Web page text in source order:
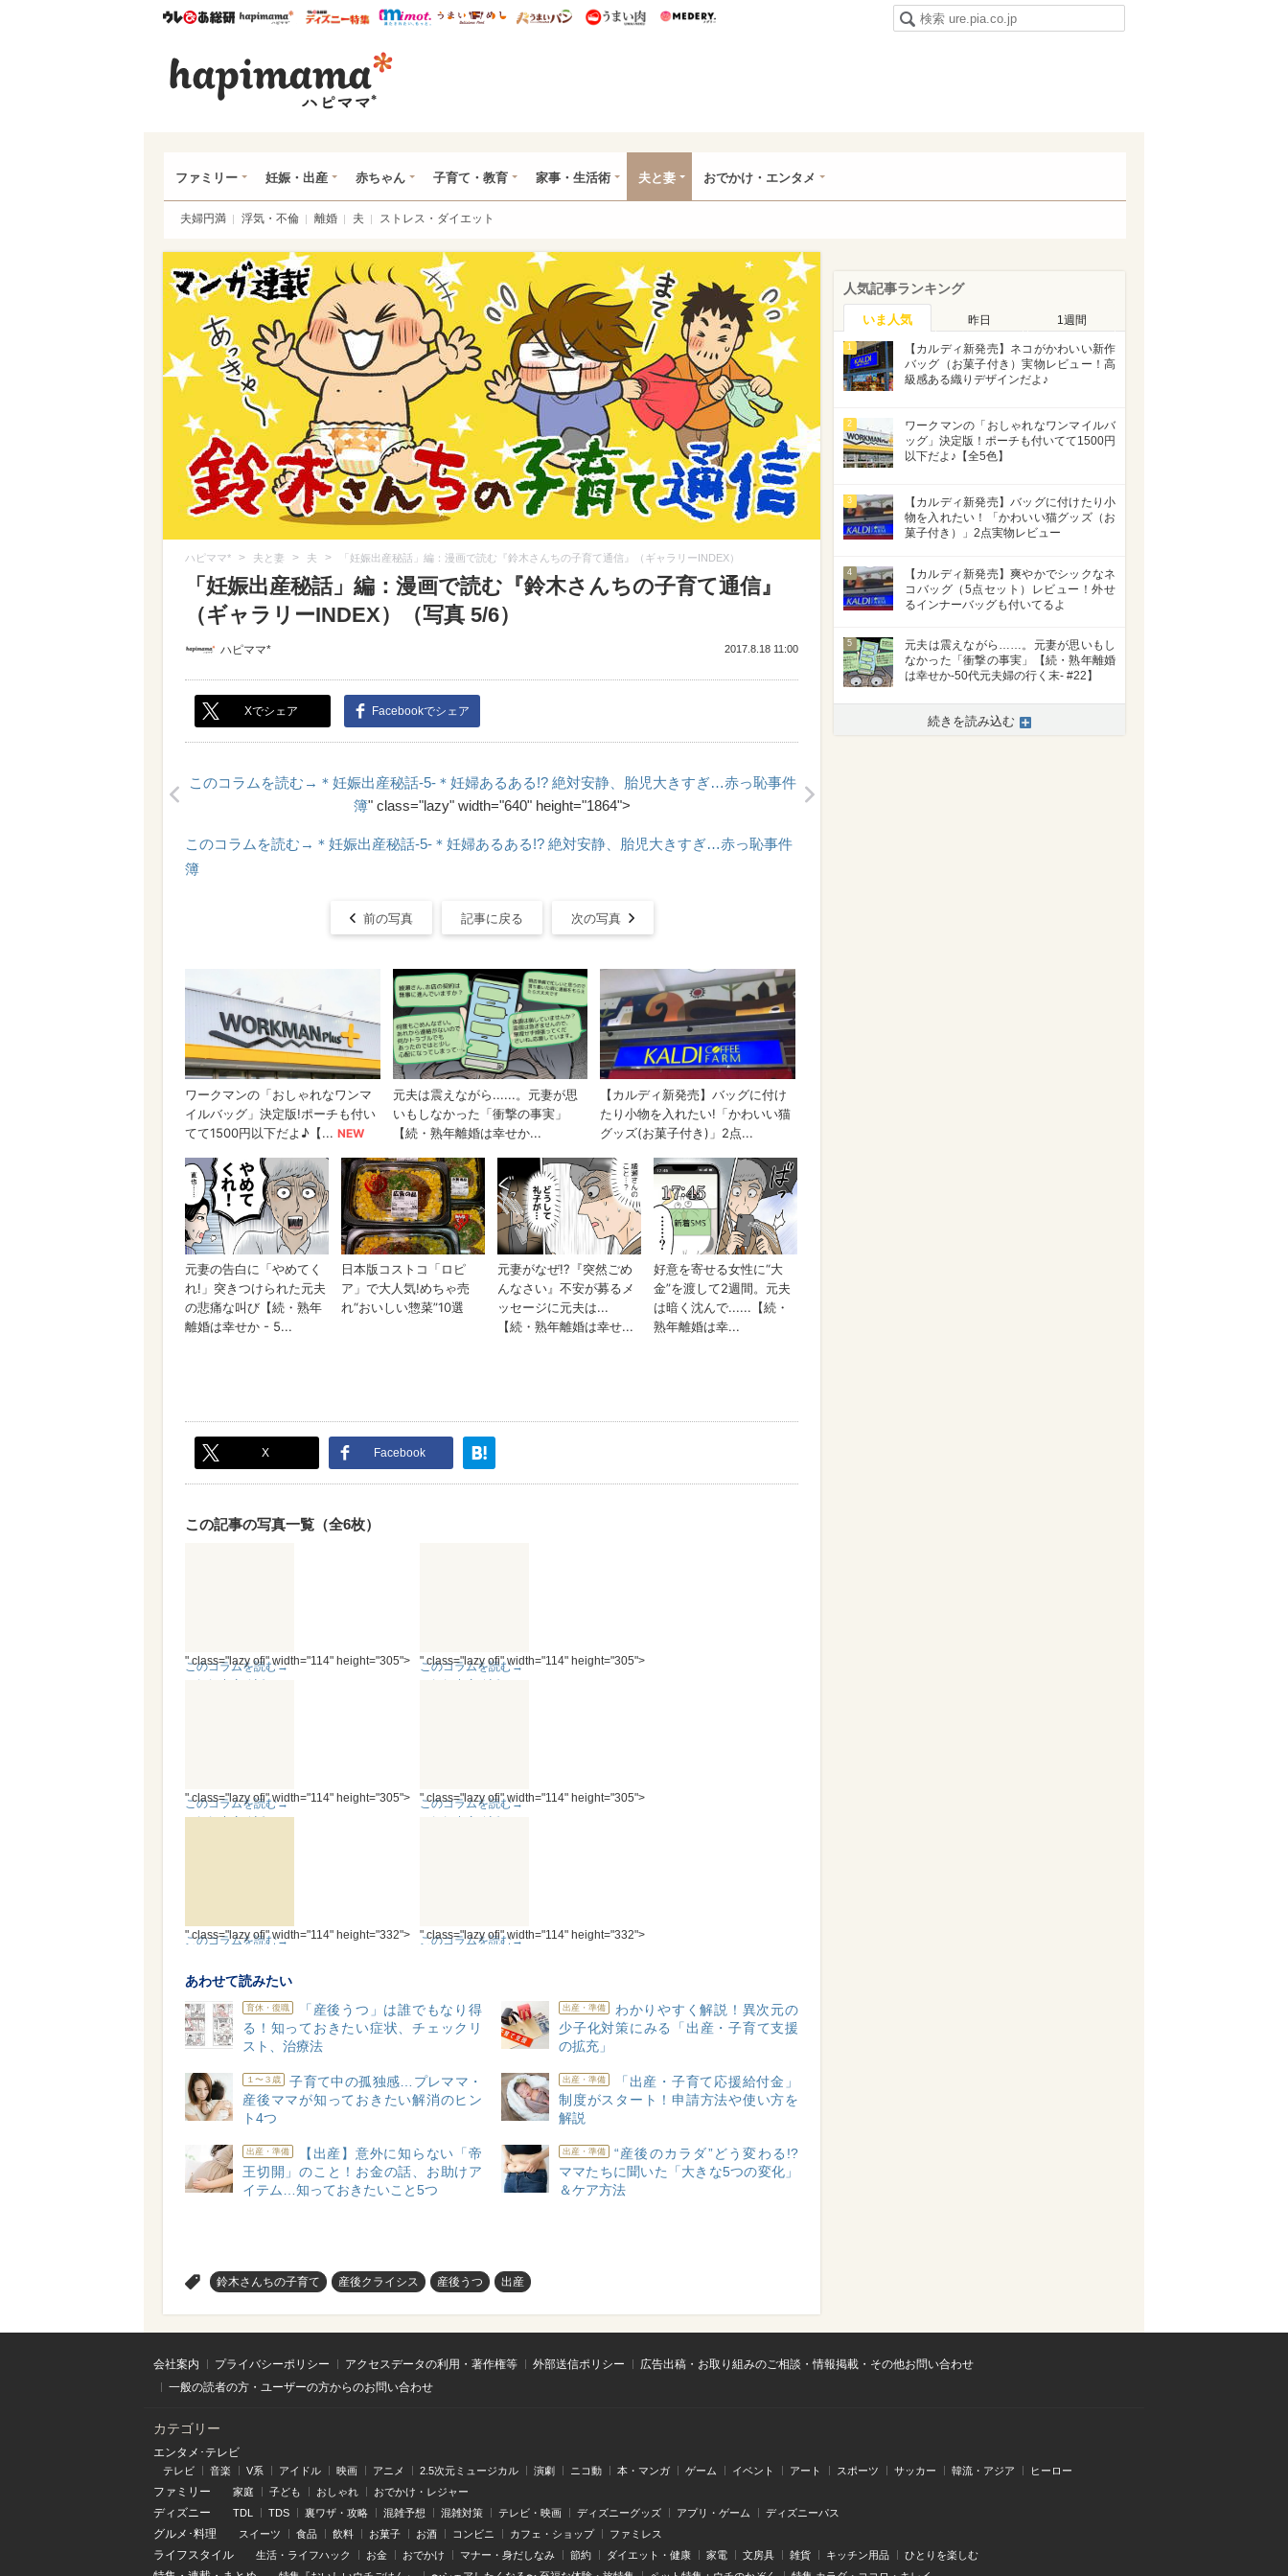
ウレぴあ総研ハピママ* ウレぴあ総研 ディズニー特集
mimot. うまいめし うまいパン うまい肉
ファミリー 妊娠・出産 赤ちゃん 子育て・教育 家事・生活術 夫と妻 おでかけ・エンタメ
夫婦円満 浮気・不倫 離婚 夫 ストレス・ダイエット
ハピママ* > 夫と妻 > 夫 > 「妊娠出産秘話」編：漫画で読む『鈴木さんちの子育て通信』（ギャラリーINDEX）
「妊娠出産秘話」編：漫画で読む『鈴木さんちの子育て通信』
（ギャラリーINDEX）（写真 5/6）
ハピママ* 2017.8.18 11:00
Xでシェア Facebookでシェア
このコラムを読む→＊妊娠出産秘話-5-＊妊婦あるある!? 絶対安静、胎児大きすぎ…赤っ恥事件
簿" class="lazy" width="640" height="1864">
このコラムを読む→＊妊娠出産秘話-5-＊妊婦あるある!? 絶対安静、胎児大きすぎ…赤っ恥事件
簿
前の写真 記事に戻る 次の写真
X Facebook
この記事の写真一覧（全6枚）
このコラムを読む→
" class="lazy ofi" width="114" height="305">
このコラムを読む→
" class="lazy ofi" width="114" height="305">
このコラムを読む→
" class="lazy ofi" width="114" height="305">
このコラムを読む→
" class="lazy ofi" width="114" height="305">
このコラムを読む→
妊婦あるある!? 絶対
ぎ…赤っ恥事件簿
" class="lazy ofi" width="114" height="332">
このコラムを読む→
の涙が教えてくれた
こと
" class="lazy ofi" width="114" height="332">
あわせて読みたい
育休・復職
「産後うつ」は誰でもなり得
る！知っておきたい症状、チェックリ
スト、治療法
出産・準備
わかりやすく解説！異次元の
少子化対策にみる「出産・子育て支援
の拡充」
１〜３歳
子育て中の孤独感…プレママ・
産後ママが知っておきたい解消のヒン
ト4つ
出産・準備
「出産・子育て応援給付金」
制度がスタート！申請方法や使い方を
解説
出産・準備
【出産】意外に知らない「帝
王切開」のこと！お金の話、お助けア
イテム…知っておきたいこと5つ
出産・準備
“産後のカラダ”どう変わる!?
ママたちに聞いた「大きな5つの変化」
＆ケア方法
鈴木さんちの子育て 産後クライシス 産後うつ 出産
人気記事ランキング
いま人気 昨日 1週間
1
【カルディ新発売】ネコがかわいい新作
バッグ（お菓子付き）実物レビュー！高
級感ある織りデザインだよ♪
2
ワークマンの「おしゃれなワンマイルバ
ッグ」決定版！ポーチも付いてて1500円
以下だよ♪【全5色】
3
【カルディ新発売】バッグに付けたり小
物を入れたい！「かわいい猫グッズ（お
菓子付き）」2点実物レビュー
4
【カルディ新発売】爽やかでシックなネ
コバッグ（5点セット）レビュー！外せ
るインナーバッグも付いてるよ
5
元夫は震えながら……。元妻が思いもし
なかった「衝撃の事実」【続・熟年離婚
は幸せか-50代元夫婦の行く末- #22】
続きを読み込む
会社案内 プライバシーポリシー アクセスデータの利用・著作権等 外部送信ポリシー
広告出稿・お取り組みのご相談・情報掲載・その他お問い合わせ
一般の読者の方・ユーザーの方からのお問い合わせ
カテゴリー
エンタメ･テレビ
テレビ 音楽 V系 アイドル 映画 アニメ 2.5次元ミュージカル 演劇 ニコ動 本・マンガ ゲーム イベント アート スポーツ サッカー 韓流・アジア ヒーロー
ファミリー 家庭 子ども おしゃれ おでかけ・レジャー
ディズニー TDL TDS 裏ワザ・攻略 混雑予想 混雑対策 テレビ・映画 ディズニーグッズ アプリ・ゲーム ディズニーパス
グルメ･料理 スイーツ 食品 飲料 お菓子 お酒 コンビニ カフェ・ショップ ファミレス
ライフスタイル 生活・ライフハック お金 おでかけ マナー・身だしなみ 節約 ダイエット・健康 家電 文房具 雑貨 キッチン用品 ひとりを楽しむ